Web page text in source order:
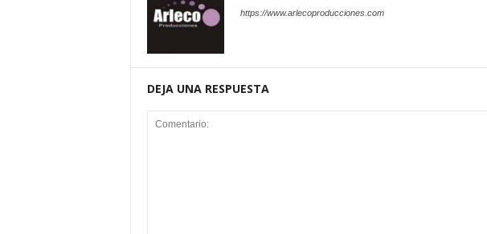
https://www.arlecoproducciones.com
DEJA UNA RESPUESTA